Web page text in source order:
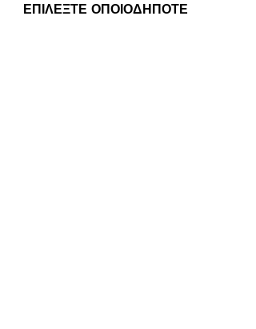
ΕΠΙΛΕΞΤΕ ΟΠΟΙΟΔΗΠΟΤΕ